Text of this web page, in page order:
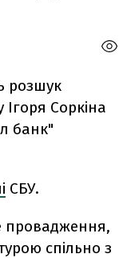
розшук
Соркіна
банк"
СБУ.
провадження,
спільно з